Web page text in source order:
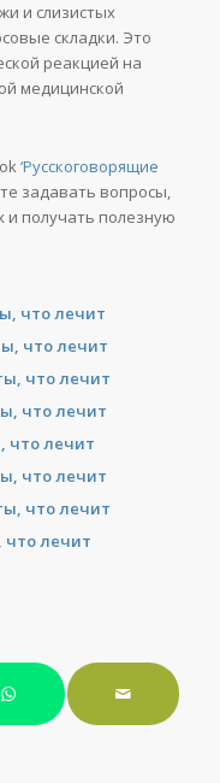
и слизистых
складки. Это
реакцией на
медицинской
‘Русскоговорящие
задавать вопросы,
и получать полезную
что лечит
что лечит
что лечит
что лечит
что лечит
что лечит
что лечит
что лечит